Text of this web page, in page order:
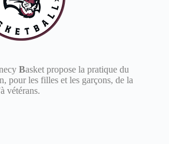
Basket propose la pratique du
pour les filles et les garçons, de la
vétérans.